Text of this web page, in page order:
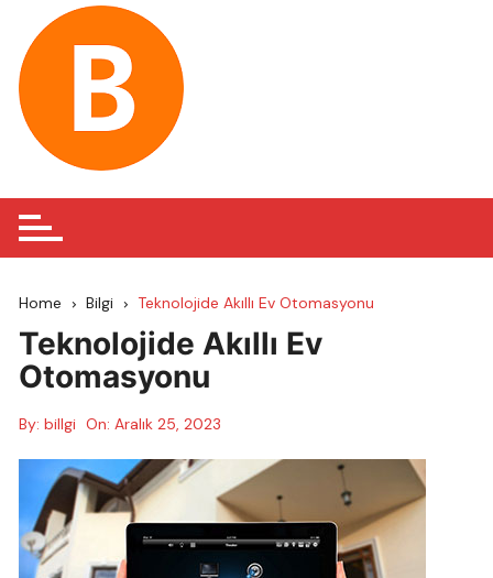
content
Home Bilgi Teknolojide Akıllı Ev Otomasyonu
Teknolojide Akıllı Ev
Otomasyonu
By: billgi On:Aralık 25, 2023